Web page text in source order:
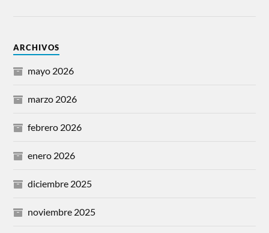
ARCHIVOS
mayo 2026
marzo 2026
febrero 2026
enero 2026
diciembre 2025
noviembre 2025